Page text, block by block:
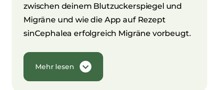
zwischen deinem Blutzuckerspiegel und
Migräne und wie die App auf Rezept
sinCephalea erfolgreich Migräne vorbeugt.
Mehr lesen